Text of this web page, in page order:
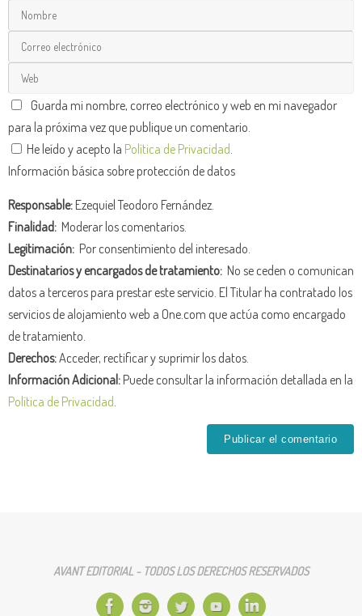
Guarda mi nombre, correo electrónico y web en mi navegador
para la próxima vez que publique un comentario.
He leído y acepto la Política de Privacidad
Información básica sobre protección de datos
Responsable:Ezequiel Teodoro Fernández.
Finalidad: Moderar los comentarios.
Legitimación: Por consentimiento del interesado.
Destinatarios y encargados de tratamiento: No se ceden o comunican
datos a terceros para prestar este servicio. El Titular ha contratado los
servicios de alojamiento web a One.com que actúa como encargado
de tratamiento.
Derechos:Acceder, rectificar y suprimir los datos.
Información Adicional:Puede consultar la información detallada en la
Política de Privacidad
AVANT EDITORIAL - TODOS LOS DERECHOS RESERVADOS